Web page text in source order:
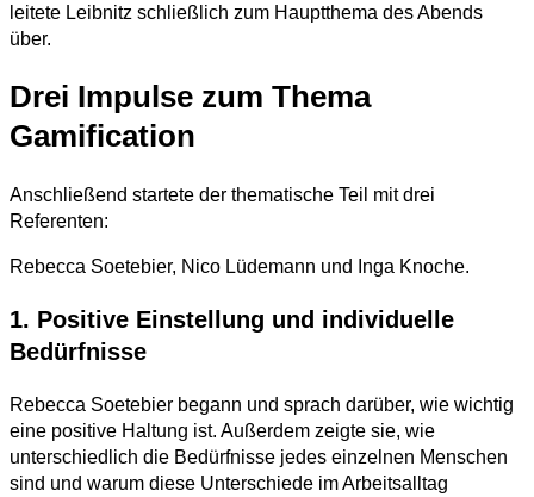
leitete Leibnitz schließlich zum Hauptthema des Abends
über.
Drei Impulse zum Thema
Gamification
Anschließend startete der thematische Teil mit drei
Referenten:
Rebecca Soetebier, Nico Lüdemann und Inga Knoche.
1. Positive Einstellung und individuelle
Bedürfnisse
Rebecca Soetebier begann und sprach darüber, wie wichtig
eine positive Haltung ist. Außerdem zeigte sie, wie
unterschiedlich die Bedürfnisse jedes einzelnen Menschen
sind und warum diese Unterschiede im Arbeitsalltag